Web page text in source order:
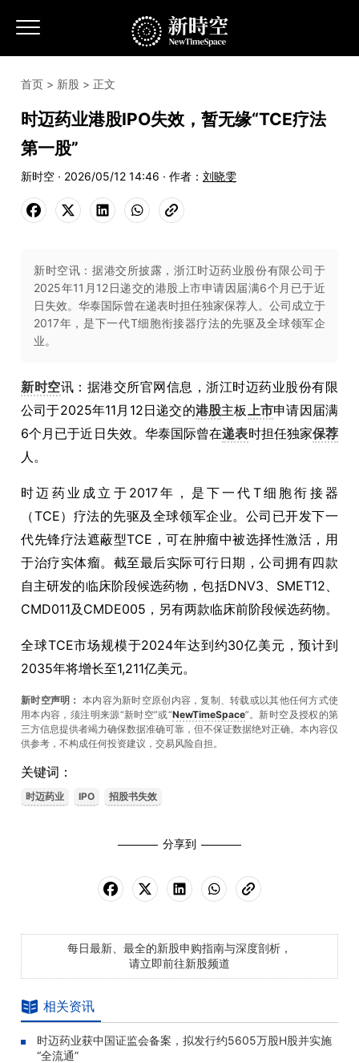
首页 > 新股 > 正文
时迈药业港股IPO失效，暂无缘“TCE疗法
第一股”
新时空 · 2026/05/12 14:46 · 作者： 刘晓雯
新时空讯：据港交所披露，浙江时迈药业股份有限公司于
2025年11月12日递交的港股上市申请因届满6个月已于近
日失效。华泰国际曾在递表时担任独家保荐人。公司成立于
2017年，是下一代T细胞衔接器疗法的先驱及全球领军企
业。
新时空讯：据港交所官网信息，浙江时迈药业股份有限
公司于2025年11月12日递交的港股主板上市申请因届满
6个月已于近日失效。华泰国际曾在递表时担任独家保荐
人。
时迈药业成立于2017年，是下一代T细胞衔接器
（TCE）疗法的先驱及全球领军企业。公司已开发下一
代先锋疗法遮蔽型TCE，可在肿瘤中被选择性激活，用
于治疗实体瘤。截至最后实际可行日期，公司拥有四款
自主研发的临床阶段候选药物，包括DNV3、SMET12、
CMD011及CMDE005，另有两款临床前阶段候选药物。
全球TCE市场规模于2024年达到约30亿美元，预计到
2035年将增长至1,211亿美元。
新时空声明： 本内容为新时空原创内容，复制、转载或以其他任何方式使
用本内容，须注明来源“新时空”或“NewTimeSpace”。新时空及授权的第
三方信息提供者竭力确保数据准确可靠，但不保证数据绝对正确。本內容仅
供参考，不构成任何投资建议，交易风险自担。
关键词：
时迈药业 IPO 招股书失效
分享到
每日最新、最全的新股申购指南与深度剖析，
请立即前往新股频道
相关资讯
时迈药业获中国证监会备案，拟发行约5605万股H股并实施
“全流通”